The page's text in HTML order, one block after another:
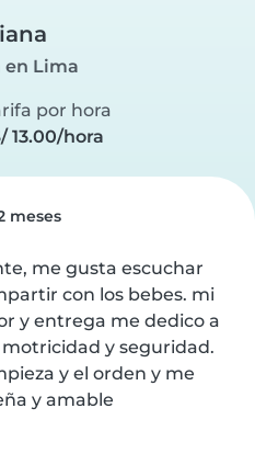
en Lima
por hora
13.00/hora
meses
me gusta escuchar
con los bebes. mi
y entrega me dedico a
y seguridad.
y el orden y me
y amable